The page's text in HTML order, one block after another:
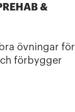
&
övningar för
förbygger